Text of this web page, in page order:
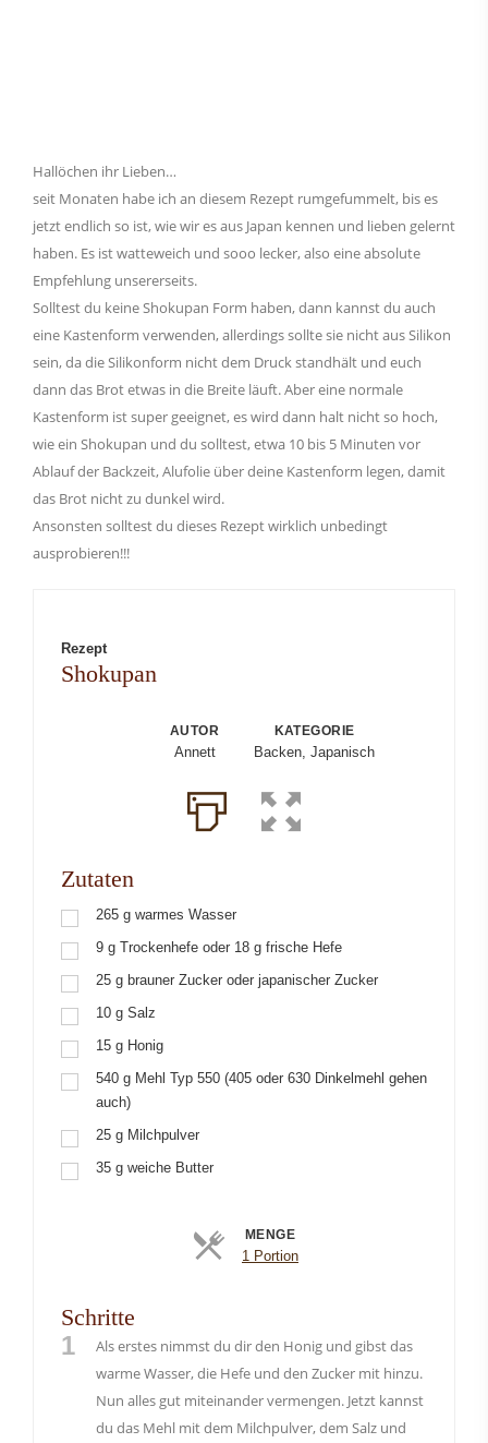
Hallöchen ihr Lieben…
seit Monaten habe ich an diesem Rezept rumgefummelt, bis es
jetzt endlich so ist, wie wir es aus Japan kennen und lieben gelernt
haben. Es ist watteweich und sooo lecker, also eine absolute
Empfehlung unsererseits.
Solltest du keine Shokupan Form haben, dann kannst du auch
eine Kastenform verwenden, allerdings sollte sie nicht aus Silikon
sein, da die Silikonform nicht dem Druck standhält und euch
dann das Brot etwas in die Breite läuft. Aber eine normale
Kastenform ist super geeignet, es wird dann halt nicht so hoch,
wie ein Shokupan und du solltest, etwa 10 bis 5 Minuten vor
Ablauf der Backzeit, Alufolie über deine Kastenform legen, damit
das Brot nicht zu dunkel wird.
Ansonsten solltest du dieses Rezept wirklich unbedingt
ausprobieren!!!
Rezept
Shokupan
AUTOR
Annett
KATEGORIE
Backen, Japanisch
Zutaten
265 g warmes Wasser
9 g Trockenhefe oder 18 g frische Hefe
25 g brauner Zucker oder japanischer Zucker
10 g Salz
15 g Honig
540 g Mehl Typ 550 (405 oder 630 Dinkelmehl gehen
auch)
25 g Milchpulver
35 g weiche Butter
MENGE
1 PortionPortionen
Schritte
1
Als erstes nimmst du dir den Honig und gibst das
warme Wasser, die Hefe und den Zucker mit hinzu.
Nun alles gut miteinander vermengen. Jetzt kannst
du das Mehl mit dem Milchpulver, dem Salz und